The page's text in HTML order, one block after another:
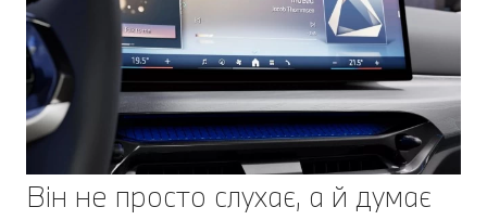
Він не просто слухає, а й думає